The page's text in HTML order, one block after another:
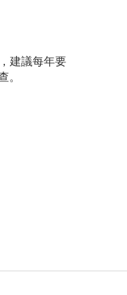
建議每年要